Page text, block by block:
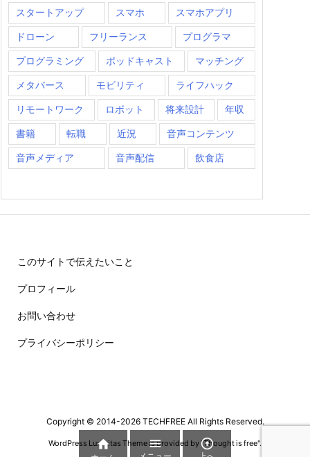
スタートアップ スマホ スマホアプリ
ドローン フリーランス プログラマ
プログラミング ポッドキャスト マッチング
メタバース モビリティ ライフハック
リモートワーク ロボット 将来設計 年収
書籍 転職 近況 音声コンテンツ
音声メディア 音声配信 飲食店
このサイトで伝えたいこと
プロフィール
お問い合わせ
プライバシーポリシー
Copyright © 2014-2026 TECHFREEAll Rights Reserved.
WordPress Luxeritas Theme is provided by "Thought is free".
  